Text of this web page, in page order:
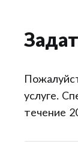
услуге.
течение